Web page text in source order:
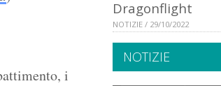
i
Dragonflight
NOTIZIE / 29/10/2022
NOTIZIE